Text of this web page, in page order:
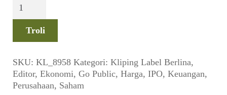
Saham:
Perdana
(EDITOR_No.
04,
Troli
SKU:KL_8958 Kategori:Kliping LabelBerlina,
Editor,Ekonomi,Go Public,Harga,IPO,Keuangan,
Perusahaan, Saham